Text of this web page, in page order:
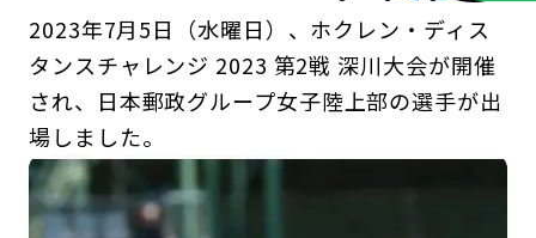
2023年7月5日（水曜日）、ホクレン・ディス
タンスチャレンジ 2023 第2戦 深川大会が開催
され、日本郵政グループ女子陸上部の選手が出
場しました。